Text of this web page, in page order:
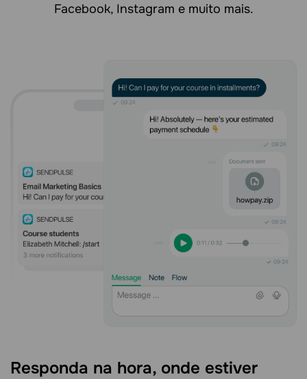
Facebook, Instagram e muito mais.
Responda na hora, onde estiver